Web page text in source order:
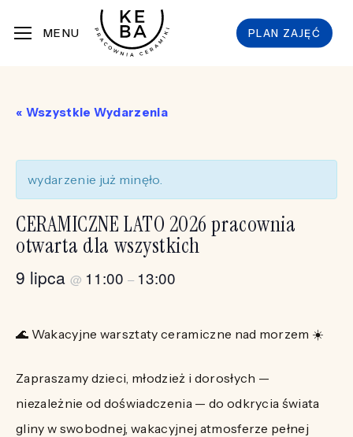
MENU PLAN ZAJĘĆ
« Wszystkie Wydarzenia
wydarzenie już minęło.
CERAMICZNE LATO 2026 pracownia
otwarta dla wszystkich
9 lipca @ 11:00 – 13:00
🌊 Wakacyjne warsztaty ceramiczne nad morzem ☀️
Zapraszamy dzieci, młodzież i dorosłych —
niezależnie od doświadczenia — do odkrycia świata
gliny w swobodnej, wakacyjnej atmosferze pełnej